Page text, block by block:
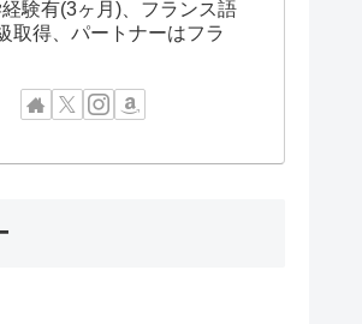
験有(3ヶ月)、フランス語
取得、パートナーはフラ